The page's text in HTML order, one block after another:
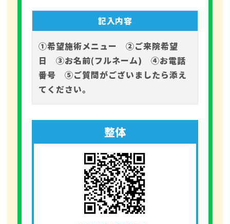
記入内容
①希望施術メニュー ②ご来院希望
日 ③お名前(フルネーム) ④お電話
番号 ⑤ご質問がございましたら添え
てください。
整体